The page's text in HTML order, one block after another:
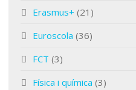
Erasmus+ (21)
Euroscola (36)
FCT (3)
Física i química (3)